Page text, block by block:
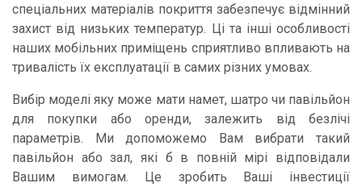
спеціальних матеріалів покриття забезпечує відмінний
захист від низьких температур. Ці та інші особливості
наших мобільних приміщень сприятливо впливають на
тривалість їх експлуатації в самих різних умовах.
Вибір моделі яку може мати намет, шатро чи павільйон
для покупки або оренди, залежить від безлічі
параметрів. Ми допоможемо Вам вибрати такий
павільйон або зал, які б в повній мірі відповідали
Вашим вимогам. Це зробить Ваші інвестиції